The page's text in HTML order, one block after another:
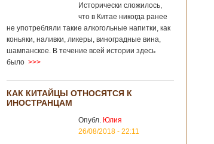
Исторически сложилось,
что в Китае никогда ранее
не употребляли такие алкогольные напитки, как
коньяки, наливки, ликеры, виноградные вина,
шампанское. В течение всей истории здесь
было >>>
КАК КИТАЙЦЫ ОТНОСЯТСЯ К
ИНОСТРАНЦАМ
Опубл. Юлия
26/08/2018 - 22:11